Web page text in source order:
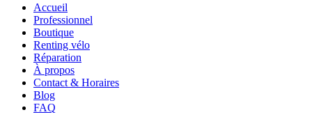
Accueil
Professionnel
Boutique
Renting vélo
Réparation
À propos
Contact & Horaires
Blog
FAQ